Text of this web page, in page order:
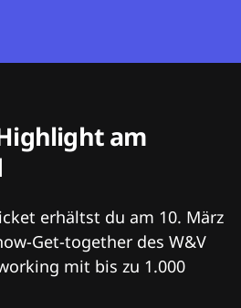
am
erhältst du am 10. März
Get-together des W&V
mit bis zu 1.000